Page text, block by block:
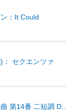
：It Could
： セクエンツァ
第14番 二短調 D....